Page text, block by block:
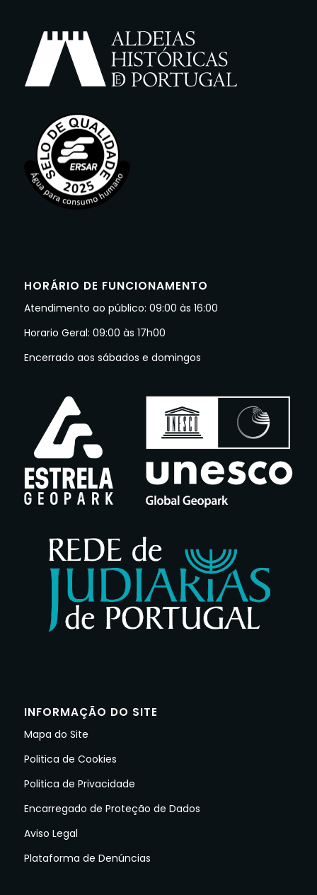
HORÁRIO DE FUNCIONAMENTO
Atendimento ao público: 09:00 às 16:00
Horario Geral: 09:00 às 17h00
Encerrado aos sábados e domingos
INFORMAÇÃO DO SITE
Mapa do Site
Politica de Cookies
Politica de Privacidade
Encarregado de Proteção de Dados
Aviso Legal
Plataforma de Denúncias